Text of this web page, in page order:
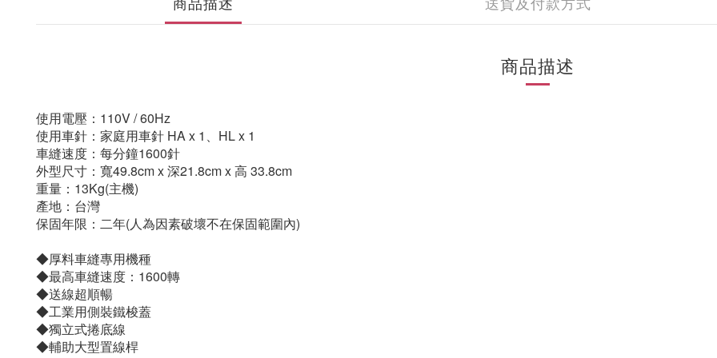
商品描述
使用電壓：110V / 60Hz
使用車針：家庭用車針 HAx 1、 HL x 1
車縫速度：每分鐘1600針
外型尺寸：寬49.8cm x 深21.8cm x 高 33.8cm
重量：13Kg(主機)
產地：台灣
保固年限：二年(人為因素破壞不在保固範圍內)
◆厚料車縫專用機種
◆最高車縫速度：1600轉
◆送線超順暢
◆工業用側裝鐵梭蓋
◆獨立式捲底線
◆輔助大型置線桿